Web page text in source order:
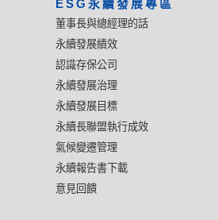
ESG永續發展專區
董事長與總經理的話
永續發展績效
認識存保公司
永續發展治理
永續發展目標
永續長聯盟執行成效
氣候變遷管理
永續報告書下載
意見回饋